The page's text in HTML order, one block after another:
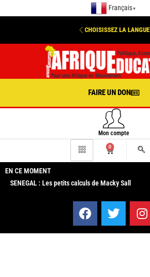
Français ▼
CHOISISSEZ LA LANGUE
FAIRE UN DON
Mon compte
0
EN CE MOMENT
SENEGAL : Les petits calculs de Macky Sall